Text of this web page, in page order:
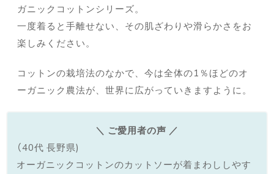
ガニックコットンシリーズ。
一度着ると手離せない、その肌ざわりや滑らかさをお
楽しみください。
コットンの栽培法のなかで、今は全体の1％ほどのオ
ーガニック農法が、世界に広がっていきますように。
＼ ご愛用者の声 ／
（40代 長野県)
オーガニックコットンのカットソーが着まわししやす